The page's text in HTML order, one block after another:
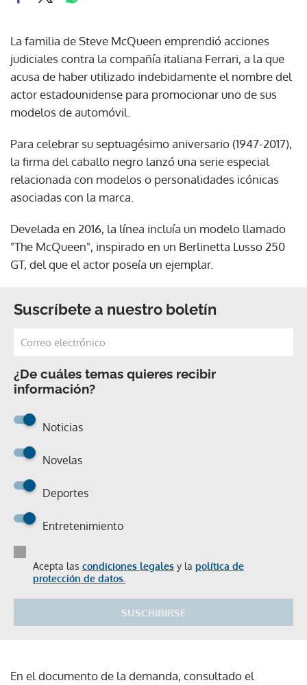
La familia de Steve McQueen emprendió acciones
judiciales contra la compañía italiana Ferrari, a la que
acusa de haber utilizado indebidamente el nombre del
actor estadounidense para promocionar uno de sus
modelos de automóvil.
Para celebrar su septuagésimo aniversario (1947-2017),
la firma del caballo negro lanzó una serie especial
relacionada con modelos o personalidades icónicas
asociadas con la marca.
Develada en 2016, la línea incluía un modelo llamado
"The McQueen", inspirado en un Berlinetta Lusso 250
GT, del que el actor poseía un ejemplar.
Suscríbete a nuestro boletín
¿De cuáles temas quieres recibir
información?
Noticias
Novelas
Deportes
Entretenimiento
Acepta las condiciones legales y la política de
protección de datos.
SUSCRIBIRSE
En el documento de la demanda, consultado el